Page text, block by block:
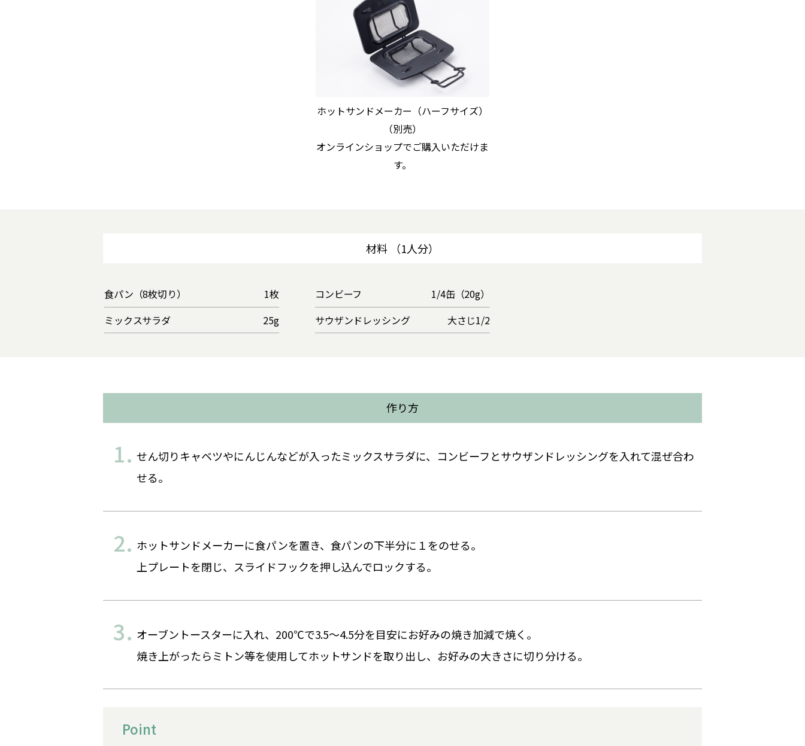
ホットサンドメーカー（ハーフサイズ）
（別売）
オンラインショップでご購入いただけま
す。
材料 （1人分）
食パン（8枚切り）
1枚
ミックスサラダ
25g
コンビーフ
1/4缶（20g）
サウザンドレッシング
大さじ1/2
作り方
せん切りキャベツやにんじんなどが入ったミックスサラダに、コンビーフとサウザンドレッシングを入れて混ぜ合わ
せる。
ホットサンドメーカーに食パンを置き、食パンの下半分に１をのせる。
上プレートを閉じ、スライドフックを押し込んでロックする。
オーブントースターに入れ、200℃で3.5～4.5分を目安にお好みの焼き加減で焼く。
焼き上がったらミトン等を使用してホットサンドを取り出し、お好みの大きさに切り分ける。
Point